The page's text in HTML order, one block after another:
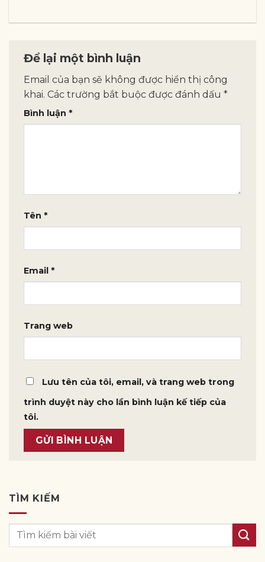
Để lại một bình luận
Email của bạn sẽ không được hiển thị công
khai. Các trường bắt buộc được đánh dấu *
Bình luận *
Tên *
Email *
Trang web
Lưu tên của tôi, email, và trang web trong
trình duyệt này cho lần bình luận kế tiếp của
tôi.
TÌM KIẾM